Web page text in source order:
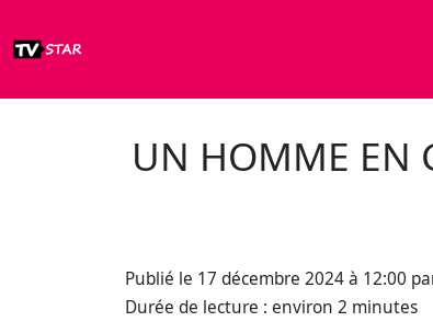
UN HOMME EN
Publié le 17 décembre 2024 à 12:00
Durée de lecture : environ 2 minutes